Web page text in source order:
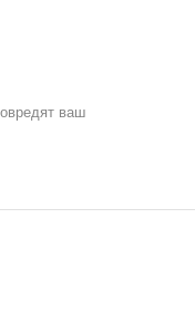
ваш